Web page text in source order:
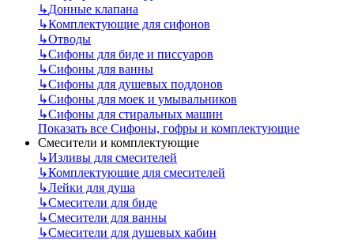
↳Донные клапана
↳Комплектующие для сифонов
↳Отводы
↳Сифоны для биде и писсуаров
↳Сифоны для ванны
↳Сифоны для душевых поддонов
↳Сифоны для моек и умывальников
↳Сифоны для стиральных машин
Показать все Сифоны, гофры и комплектующие
Смесители и комплектующие
↳Изливы для смесителей
↳Комплектующие для смесителей
↳Лейки для душа
↳Смесители для биде
↳Смесители для ванны
↳Смесители для душевых кабин